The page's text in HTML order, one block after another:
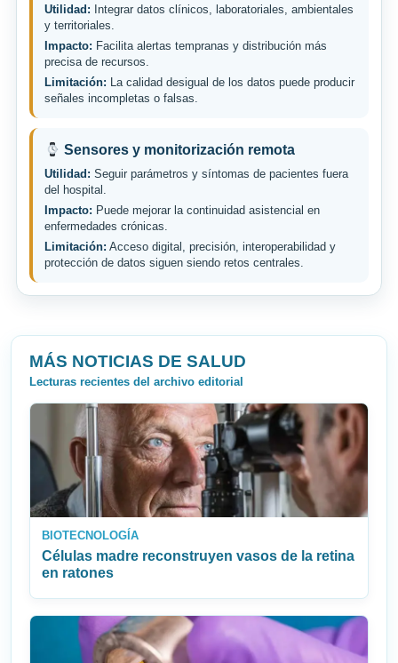
Utilidad: Integrar datos clínicos, laboratoriales, ambientales
y territoriales.
Impacto: Facilita alertas tempranas y distribución más
precisa de recursos.
Limitación: La calidad desigual de los datos puede producir
señales incompletas o falsas.
Sensores y monitorización remota
Utilidad: Seguir parámetros y síntomas de pacientes fuera
del hospital.
Impacto: Puede mejorar la continuidad asistencial en
enfermedades crónicas.
Limitación: Acceso digital, precisión, interoperabilidad y
protección de datos siguen siendo retos centrales.
MÁS NOTICIAS DE SALUD
Lecturas recientes del archivo editorial
BIOTECNOLOGÍA
Células madre reconstruyen vasos de la retina
en ratones